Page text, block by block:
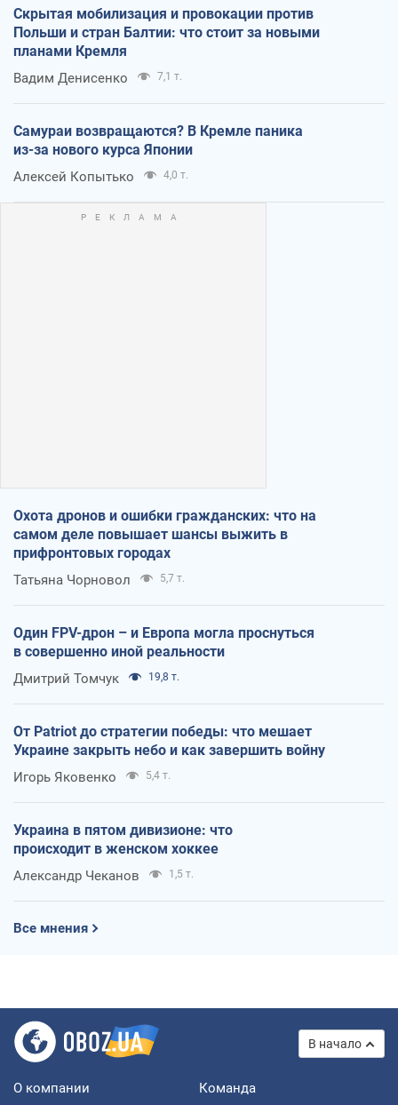
Скрытая мобилизация и провокации против
Польши и стран Балтии: что стоит за новыми
планами Кремля
Вадим Денисенко 7,1 т.
Самураи возвращаются? В Кремле паника
из-за нового курса Японии
Алексей Копытько 4,0 т.
Охота дронов и ошибки гражданских: что на
самом деле повышает шансы выжить в
прифронтовых городах
Татьяна Чорновол 5,7 т.
Один FPV-дрон – и Европа могла проснуться
в совершенно иной реальности
Дмитрий Томчук 19,8 т.
От Patriot до стратегии победы: что мешает
Украине закрыть небо и как завершить войну
Игорь Яковенко 5,4 т.
Украина в пятом дивизионе: что
происходит в женском хоккее
Александр Чеканов 1,5 т.
Все мнения
В начало
О компании Команда